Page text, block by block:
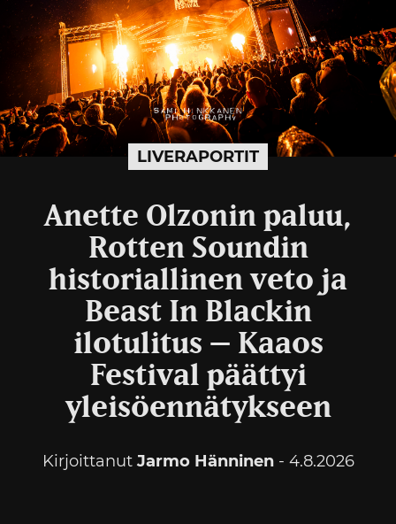
LIVERAPORTIT
Anette Olzonin paluu,
Rotten Soundin
historiallinen veto ja
Beast In Blackin
ilotulitus – Kaaos
Festival päättyi
yleisöennätykseen
Kirjoittanut Jarmo Hänninen- 4.8.2026